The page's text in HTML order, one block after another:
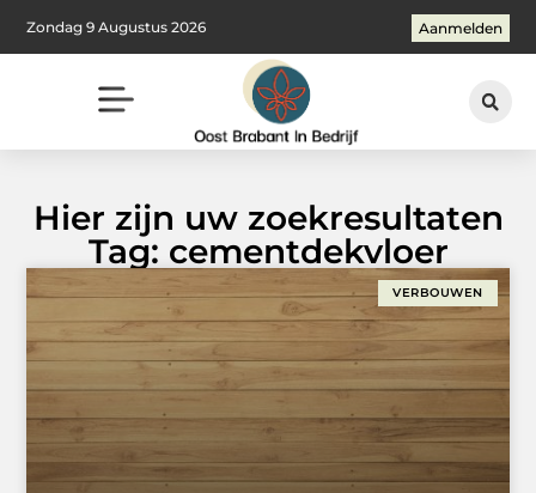
Zondag 9 Augustus 2026 Aanmelden
Hier zijn uw zoekresultaten
Tag: cementdekvloer
VERBOUWEN